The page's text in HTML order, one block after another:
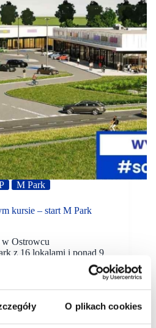
O plikach cookies
M Park
kursie – start M Park
w Ostrowcu
z 16 lokalami i ponad 9
planowane jest na